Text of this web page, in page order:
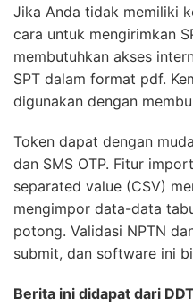
Jika Anda tidak memiliki
cara untuk mengirimkan
membutuhkan akses
SPT dalam format pdf.
digunakan dengan
Token dapat dengan
dan SMS OTP. Fitur
separated value (CSV)
mengimpor data-data
potong. Validasi NPTN
submit, dan software ini
Berita ini didapat dari